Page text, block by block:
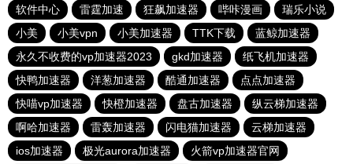
软件中心
雷霆加速 狂飙加速器 哔咔漫画
瑞乐小说
小美
小美vpn 小美加速器 TTK下载
蓝鲸加速器
永久不收费的vp加速器2023
gkd加速器
纸飞机加速器
快鸭加速器
洋葱加速器 酷通加速器
点点加速器
快喵vp加速器
快橙加速器 盘古加速器
纵云梯加速器
啊哈加速器
雷轰加速器 闪电猫加速器
云梯加速器
ios加速器
极光aurora加速器
火箭vp加速器官网